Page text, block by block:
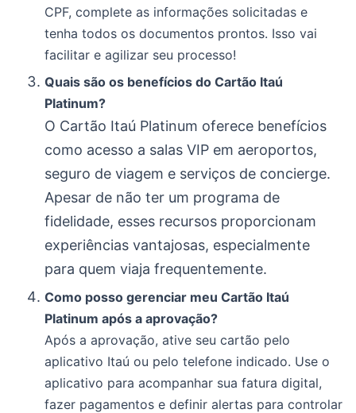
CPF, complete as informações solicitadas e
tenha todos os documentos prontos. Isso vai
facilitar e agilizar seu processo!
Quais são os benefícios do Cartão Itaú
Platinum?
O Cartão Itaú Platinum oferece benefícios
como acesso a salas VIP em aeroportos,
seguro de viagem e serviços de concierge.
Apesar de não ter um programa de
fidelidade, esses recursos proporcionam
experiências vantajosas, especialmente
para quem viaja frequentemente.
Como posso gerenciar meu Cartão Itaú
Platinum após a aprovação?
Após a aprovação, ative seu cartão pelo
aplicativo Itaú ou pelo telefone indicado. Use o
aplicativo para acompanhar sua fatura digital,
fazer pagamentos e definir alertas para controlar